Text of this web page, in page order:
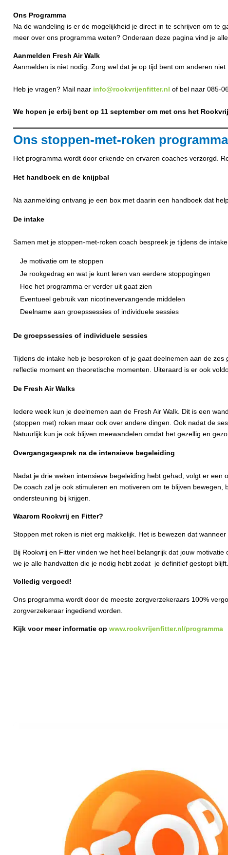
Ons Programma
Na de wandeling is er de mogelijkheid je direct in te schrijven om te
meer over ons programma weten? Onderaan deze pagina vind je
Aanmelden Fresh Air Walk
Aanmelden is niet nodig. Zorg wel dat je op tijd bent om anderen
Heb je vragen? Mail naar info@rookvrijenfitter.nl of bel naar 085-
We hopen je erbij bent op 11 september om met ons het
Ons stoppen-met-roken programma
Het programma wordt door erkende en ervaren coaches verzorgd.
Het handboek en de knijpbal
Na aanmelding ontvang je een box met daarin een handboek dat
De intake
Samen met je stoppen-met-roken coach bespreek je tijdens de
Je motivatie om te stoppen
Je rookgedrag en wat je kunt leren van eerdere stoppogingen
Hoe het programma er verder uit gaat zien
Eventueel gebruik van nicotinevervangende middelen
Deelname aan groepssessies of individuele sessies
De groepssessies of individuele sessies
Tijdens de intake heb je besproken of je gaat deelnemen aan de
reflectie moment en theoretische momenten. Uiteraard is er ook
De Fresh Air Walks
Iedere week kun je deelnemen aan de Fresh Air Walk. Dit is een
(stoppen met) roken maar ook over andere dingen. Ook nadat de
Natuurlijk kun je ook blijven meewandelen omdat het gezellig en
Overgangsgesprek na de intensieve begeleiding
Nadat je drie weken intensieve begeleiding hebt gehad, volgt er
De coach zal je ook stimuleren en motiveren om te blijven
ondersteuning bij krijgen.
Waarom Rookvrij en Fitter?
Stoppen met roken is niet erg makkelijk. Het is bewezen dat
Bij Rookvrij en Fitter vinden we het heel belangrijk dat jouw
we je alle handvatten die je nodig hebt zodat je definitief gestopt blijft.
Volledig vergoed!
Ons programma wordt door de meeste zorgverzekeraars 100%
zorgverzekeraar ingediend worden.
Kijk voor meer informatie op www.rookvrijenfitter.nl/programma